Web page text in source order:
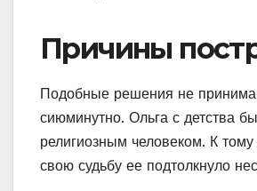
Причины
Подобные решения не
сиюминутно. Ольга с детства
религиозным человеком. К
свою судьбу ее подтолкнуло